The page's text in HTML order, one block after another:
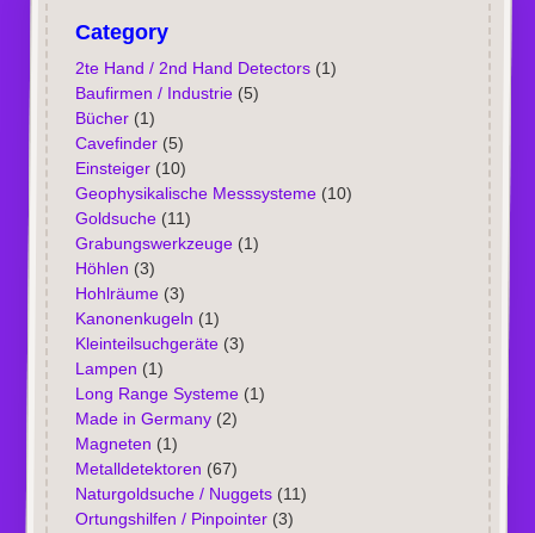
Category
2te Hand / 2nd Hand Detectors(1)
Baufirmen / Industrie(5)
Bücher(1)
Cavefinder(5)
Einsteiger(10)
Geophysikalische Messsysteme(10)
Goldsuche(11)
Grabungswerkzeuge(1)
Höhlen (3)
Hohlräume(3)
Kanonenkugeln (1)
Kleinteilsuchgeräte(3)
Lampen (1)
Long Range Systeme(1)
Made in Germany(2)
Magneten (1)
Metalldetektoren (67)
Naturgoldsuche / Nuggets(11)
Ortungshilfen / Pinpointer(3)